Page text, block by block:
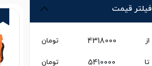
فیلتر قیمت
از تومان
تا تومان